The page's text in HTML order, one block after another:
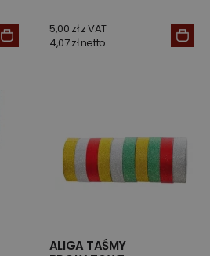
5,00 zł z VAT
4,07 zł netto
ALIGA TAŚMY